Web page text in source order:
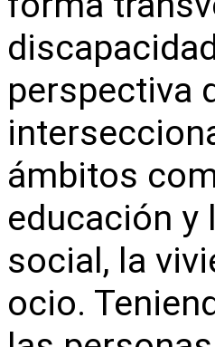
perspectiva
ámbitos
educación y
social, la
ocio.